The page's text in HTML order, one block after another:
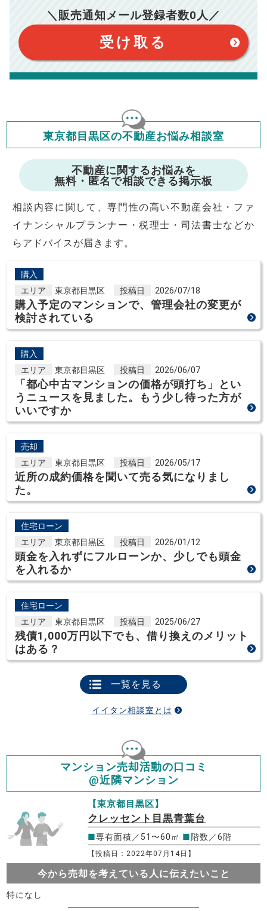
このシミュレーターは元利均等返済方式で試算しています。
このシミュレーターは、四捨五入にて計算しております。
このシミュレーターはお借り入れの全期間で金利が変わらない設
このシミュレーターでの結果は、お借り入れを保証するものでは
ありません。
このシミュレーターをご利用された方の、いかなる損害について
ますが、お借り入れの際に各金融機関にご相談ください。
会員マイページでは
修繕費・管理費の計算もできます
※仲介手数料は宅地建物取引業法で定められた上限で計算して
おります。（物件価格×3%＋6万円＋消費税）
＼販売通知メール登録者数0人／
受け取る
東京都目黒区の不動産お悩み相談室
不動産に関するお悩みを
無料・匿名で相談できる掲示板
相談内容に関して、専門性の高い不動産会社・ファ
イナンシャルプランナー・税理士・司法書士などか
らアドバイスが届きます。
購入
エリア
東京都目黒区 投稿日 2026/07/18
購入予定のマンションで、管理会社の変更が
検討されている
購入
エリア
東京都目黒区 投稿日 2026/06/07
「都心中古マンションの価格が頭打ち」とい
うニュースを見ました。もう少し待った方が
いいですか
売却
エリア
東京都目黒区 投稿日 2026/05/17
近所の成約価格を聞いて売る気になりまし
た。
住宅ローン
エリア
東京都目黒区 投稿日 2026/01/12
頭金を入れずにフルローンか、少しでも頭金
を入れるか
住宅ローン
エリア
東京都目黒区 投稿日 2025/06/27
残債1,000万円以下でも、借り換えのメリット
はある？
一覧を見る
イイタン相談室とは
マンション売却活動の口コミ
@近隣マンション
【東京都目黒区】
クレッセント目黒青葉台
■専有面積／51〜60㎡ ■階数／6階
【投稿日：2022年07月14日】
今から売却を考えている人に伝えたいこと
特になし